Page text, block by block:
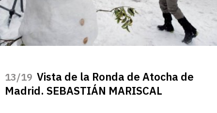
/19 Vista de la Ronda de Atocha de
Madrid. SEBASTIÁN MARISCAL